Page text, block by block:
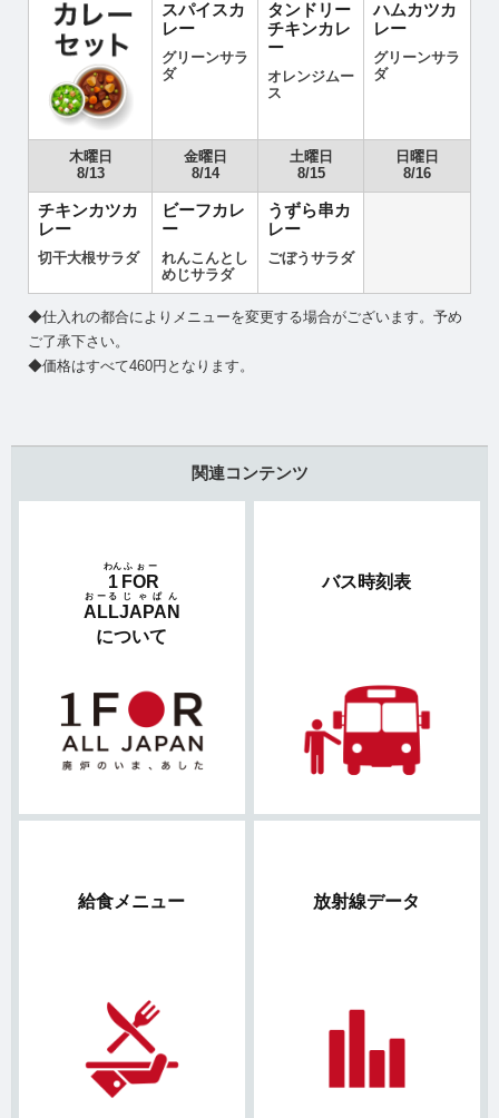
スパイスカ
レー
グリーンサラ
ダ
タンドリー
チキンカレ
ー
オレンジムー
ス
ハムカツカ
レー
グリーンサラ
ダ
木曜日
8/13
金曜日
8/14
土曜日
8/15
日曜日
8/16
チキンカツカ
レー
切干大根サラダ
ビーフカレ
ー
れんこんとし
めじサラダ
うずら串カ
レー
ごぼうサラダ
◆仕入れの都合によりメニューを変更する場合がございます。予め
ご了承下さい。
◆価格はすべて460円となります。
関連コンテンツ
1
わん
FOR
ふぉー
ALL
おーる
JAPAN
じゃぱん
について
バス時刻表
給食メニュー 放射線データ